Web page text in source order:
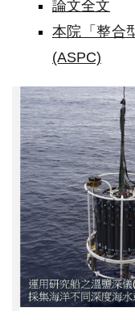
論文全文
本院「整合
(ASPC)
院
內
研
究
成
果
圖
片
_TYHO.jpg